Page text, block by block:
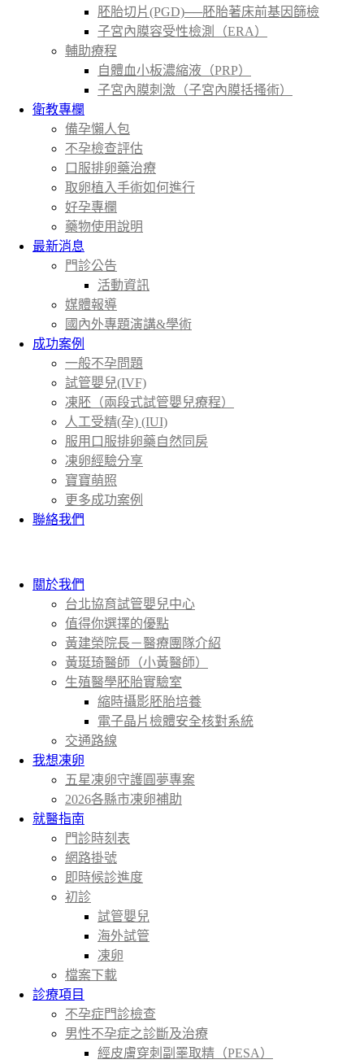
胚胎切片(PGD)──胚胎著床前基因篩檢
子宮內膜容受性檢測（ERA）
輔助療程
自體血小板濃縮液（PRP）
子宮內膜刺激（子宮內膜括搔術）
衛教專欄
備孕懶人包
不孕檢查評估
口服排卵藥治療
取卵植入手術如何進行
好孕專欄
藥物使用說明
最新消息
門診公告
活動資訊
媒體報導
國內外專題演講&學術
成功案例
一般不孕問題
試管嬰兒(IVF)
凍胚（兩段式試管嬰兒療程）
人工受精(孕) (IUI)
服用口服排卵藥自然同房
凍卵經驗分享
寶寶萌照
更多成功案例
聯絡我們
關於我們
台北協育試管嬰兒中心
值得你選擇的優點
黃建榮院長－醫療團隊介紹
黃珽琦醫師（小黃醫師）
生殖醫學胚胎實驗室
縮時攝影胚胎培養
電子晶片檢體安全核對系統
交通路線
我想凍卵
五星凍卵守護圓夢專案
2026各縣市凍卵補助
就醫指南
門診時刻表
網路掛號
即時候診進度
初診
試管嬰兒
海外試管
凍卵
檔案下載
診療項目
不孕症門診檢查
男性不孕症之診斷及治療
經皮膚穿刺副睪取精（PESA）